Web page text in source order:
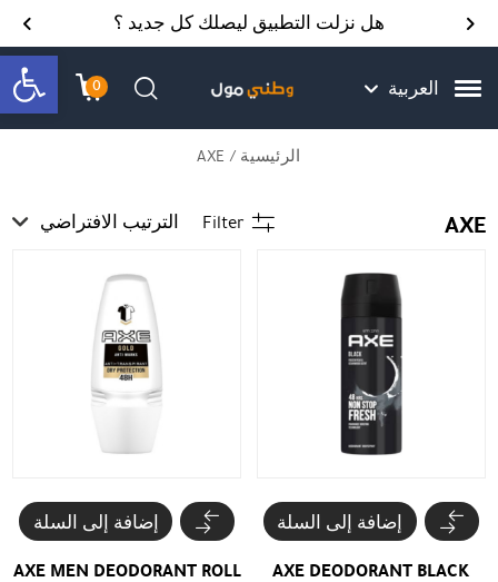
Skip to Content
Contact Us هل نزلت التطبيق ليصلك كل جديد ؟
العربية 0
עגלתחיפוש
الرئيسية / AXE
AXE
Filter الترتيب الافتراضي
AXE DEODORANT BLACK
إضافة إلى السلة
AXE MEN DEODORANT ROLL
إضافة إلى السلة
Back top top